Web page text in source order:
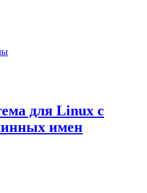
для Linux с
имен